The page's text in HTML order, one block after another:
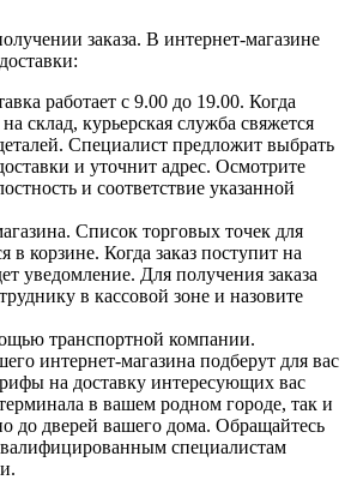
заказа. В интернет-магазине
работает с 9.00 до 19.00. Когда
склад, курьерская служба свяжется
Специалист предложит выбрать
и уточнит адрес. Осмотрите
и соответствие указанной
Список торговых точек для
в корзине. Когда заказ поступит на
уведомление. Для получения заказа
в кассовой зоне и назовите
транспортной компании.
интернет-магазина подберут для вас
на доставку интересующих вас
в вашем родном городе, так и
до дверей вашего дома. Обращайтесь
специалистам